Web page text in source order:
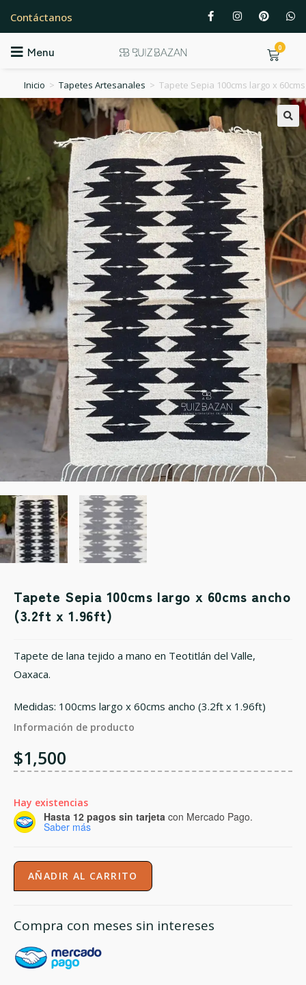
Contáctanos
Menu 0
Inicio > Tapetes Artesanales > Tapete Sepia 100cms largo x
🔍
Tapete Sepia 100cms largo x 60cms ancho
(3.2ft x 1.96ft)
Tapete de lana tejido a mano en Teotitlán del Valle,
Oaxaca.
Medidas: 100cms largo x 60cms ancho (3.2ft x 1.96ft)
Información de producto
$1,500
Hay existencias
Hasta 12 pagos sin tarjeta con Mercado Pago.
Saber más
AÑADIR AL CARRITO
Compra con meses sin intereses